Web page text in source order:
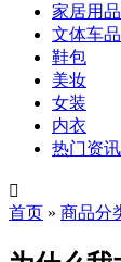
家居用品
文体车品
鞋包
美妆
女装
内衣
热门资讯

首页 » 商品分